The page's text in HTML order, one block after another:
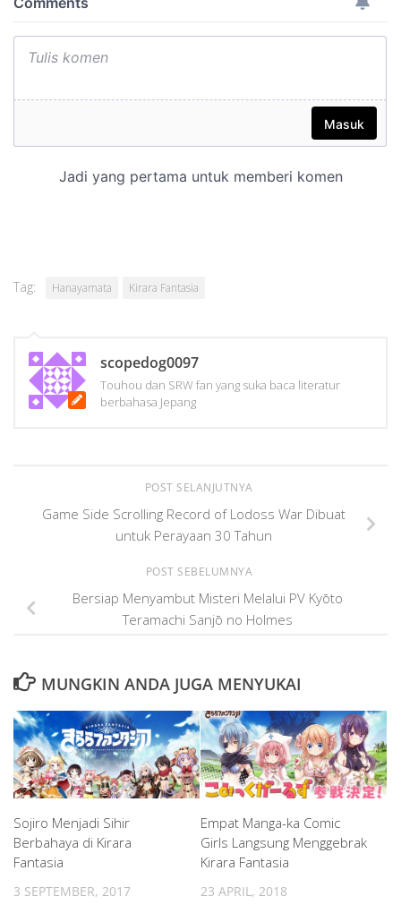
Tag: Hanayamata Kirara Fantasia
scopedog0097
Touhou dan SRW fan yang suka baca literatur
berbahasa Jepang
POST SELANJUTNYA
Game Side Scrolling Record of Lodoss War Dibuat
untuk Perayaan 30 Tahun
POST SEBELUMNYA
Bersiap Menyambut Misteri Melalui PV Kyōto
Teramachi Sanjō no Holmes
MUNGKIN ANDA JUGA MENYUKAI
Sojiro Menjadi Sihir
Berbahaya di Kirara
Fantasia
3 SEPTEMBER, 2017
Empat Manga-ka Comic
Girls Langsung Menggebrak
Kirara Fantasia
23 APRIL, 2018